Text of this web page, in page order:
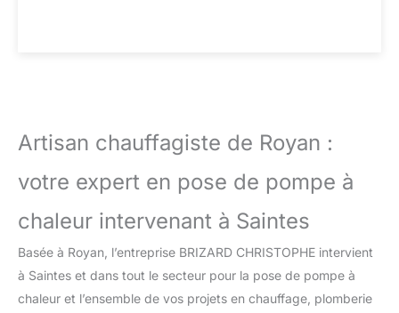
Artisan chauffagiste de Royan :
votre expert en pose de pompe à
chaleur intervenant à Saintes
Basée à Royan, l’entreprise BRIZARD CHRISTOPHE intervient
à Saintes et dans tout le secteur pour la pose de pompe à
chaleur et l’ensemble de vos projets en chauffage, plomberie